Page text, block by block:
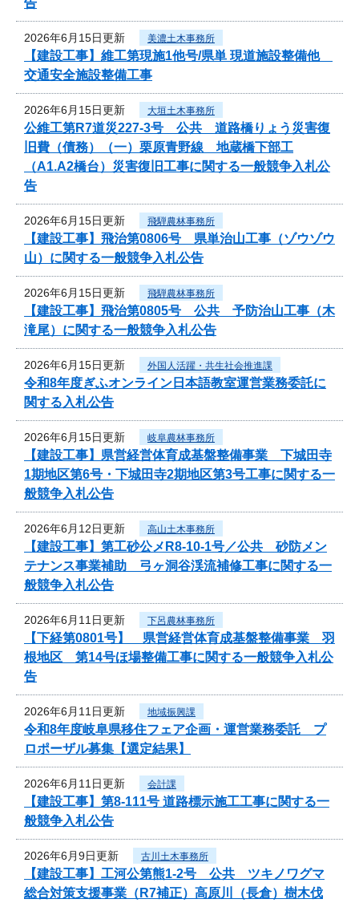
2026年6月15日更新 美濃土木事務所
【建設工事】維工第現施1他号/県単 現道施設整備他
交通安全施設整備工事
2026年6月15日更新 大垣土木事務所
公維工第R7道災227-3号 公共 道路橋りょう災害復
旧費（債務）（一）栗原青野線 地蔵橋下部工
（A1.A2橋台）災害復旧工事に関する一般競争入札公
告
2026年6月15日更新 飛騨農林事務所
【建設工事】飛治第0806号 県単治山工事（ゾウゾウ
山）に関する一般競争入札公告
2026年6月15日更新 飛騨農林事務所
【建設工事】飛治第0805号 公共 予防治山工事（木
滝尾）に関する一般競争入札公告
2026年6月15日更新 外国人活躍・共生社会推進課
令和8年度ぎふオンライン日本語教室運営業務委託に
関する入札公告
2026年6月15日更新 岐阜農林事務所
【建設工事】県営経営体育成基盤整備事業 下城田寺
1期地区第6号・下城田寺2期地区第3号工事に関する一
般競争入札公告
2026年6月12日更新 高山土木事務所
【建設工事】第工砂公メR8-10-1号／公共 砂防メン
テナンス事業補助 弓ヶ洞谷渓流補修工事に関する一
般競争入札公告
2026年6月11日更新 下呂農林事務所
【下経第0801号】 県営経営体育成基盤整備事業 羽
根地区 第14号ほ場整備工事に関する一般競争入札公
告
2026年6月11日更新 地域振興課
令和8年度岐阜県移住フェア企画・運営業務委託 プ
ロポーザル募集【選定結果】
2026年6月11日更新 会計課
【建設工事】第8-111号 道路標示施工工事に関する一
般競争入札公告
2026年6月9日更新 古川土木事務所
【建設工事】工河公第熊1-2号 公共 ツキノワグマ
総合対策支援事業（R7補正）高原川（長倉）樹木伐